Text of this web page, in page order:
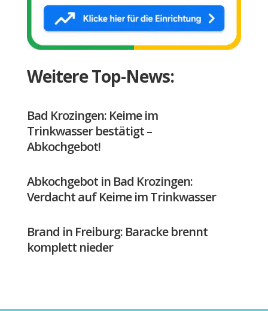
Weitere Top-News:
Bad Krozingen: Keime im
Trinkwasser bestätigt –
Abkochgebot!
Abkochgebot in Bad Krozingen:
Verdacht auf Keime im Trinkwasser
Brand in Freiburg: Baracke brennt
komplett nieder